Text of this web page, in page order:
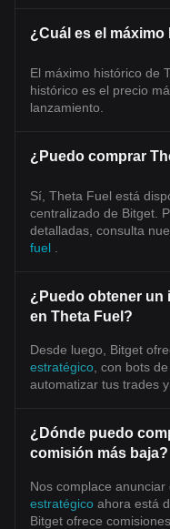
¿Cuál es el
El máximo histórico de
histórico es el precio
lanzamiento.
¿Puedo comprar
Sí, Theta Fuel está
centralizado de Bitget.
detalladas, consulta
fuel
¿Puedo obtener un
en Theta Fuel?
Desde luego, Bitget
estratégico , con bots
automatizar tus trades
¿Dónde puedo
comisión más baja?
Nos complace anunciar
estratégico ahora está
Bitget ofrece